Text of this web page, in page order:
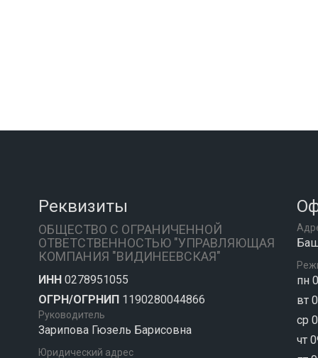
Реквизиты
ОБЩЕСТВО С ОГРАНИЧЕННОЙ
ОТВЕТСТВЕННОСТЬЮ "УПРАВЛЯЮЩАЯ
КОМПАНИЯ "ВИДИНЕЕВСКАЯ"
ИНН 0278951055
ОГРН/ОГРНИП 1190280044866
Руководитель
Зарипова Гюзель Барисовна
Юридический адрес
пн
вт
ср
чт